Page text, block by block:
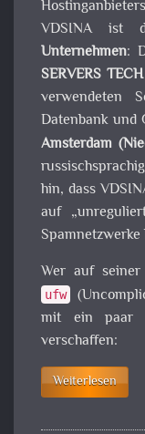
VDSINA ist
Unternehmen:
SERVERS
verwendeten
Datenbank und
Amsterdam
hin, dass
auf
Wer auf
ufw
mit ein paar
verschaffen:
Weiterlesen